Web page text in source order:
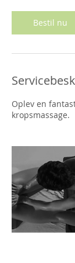
m
Bestil nu
Oplev en
kropsmassage.